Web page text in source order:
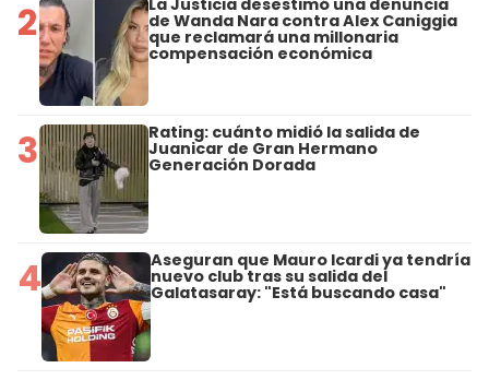
2 de Wanda Nara contra Alex Caniggia
que reclamará una millonaria
compensación económica
3 Rating: cuánto midió la salida de
Juanicar de Gran Hermano
Generación Dorada
4 Aseguran que Mauro Icardi ya tendría
nuevo club tras su salida del
Galatasaray: "Está buscando casa"